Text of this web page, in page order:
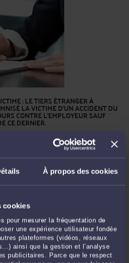
À propos des cookies
cookies
pour mesurer la fréquentation de
une expérience utilisateur fondée
plateformes (vidéos, réseaux
ainsi que la gestion et l’analyse
publicitaires. Parce que le respect
: LE TIERS ÉTRANGER À
LA VICTIME D'UN ACCIDENT DU
CONTRE L’EMPLOYEUR SAUF
CE DERNIER.
jours d'intervalle en ce mois de
civile de la Cour de cassation prend le soin
l'employeur est intentionnelle, le tiers
la victime d'un accident du travail ...